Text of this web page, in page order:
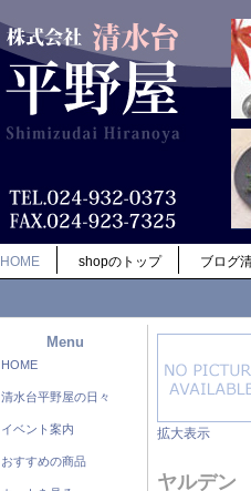
HOME shopのトップ ブログ
Menu
HOME
清水台平野屋の日々
イベント案内
おすすめの商品
拡大表示
ヤルデ